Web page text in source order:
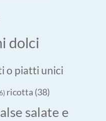
dolci
o piatti unici
ricotta (38)
salate e